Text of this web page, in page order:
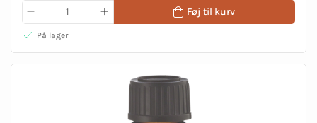
Føj til kurv
På lager